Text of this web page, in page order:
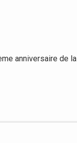
anniversaire de la